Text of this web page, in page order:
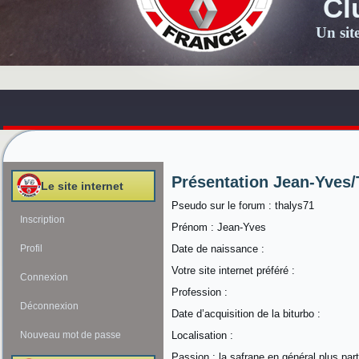
Un
Le site internet
Inscription
Profil
Connexion
Déconnexion
Nouveau mot de passe
Présentation Jean-
Pseudo sur le forum : thalys71
Prénom : Jean-Yves
Date de naissance :
Votre site internet préféré :
Profession :
Date d’acquisition de la biturbo :
Localisation :